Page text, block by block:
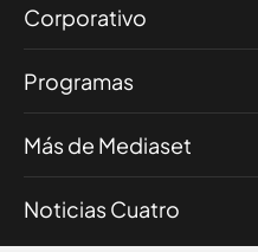
Corporativo
Programas
Más de Mediaset
Noticias Cuatro